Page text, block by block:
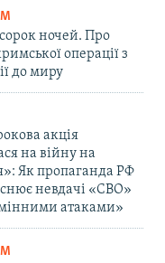
ночей. Про
операції з
до миру
акція
на війну на
Як пропаганда РФ
невдачі «СВО»
атаками»